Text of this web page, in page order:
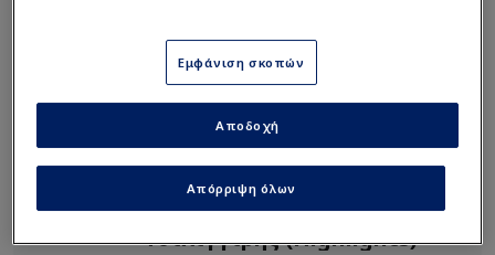
νωρίτερα, κατόπιν κοινού αιτήματος των δύο
Διαβάστε επίσης...
Δεν “καθάρισε” ο Αστέρας -
Τον κράτησε στο άγχος ο
Τσιλιγγίρης (Ηighlights)
Εμφάνιση σκοπών
Απόρριψη όλων
Αποδοχή